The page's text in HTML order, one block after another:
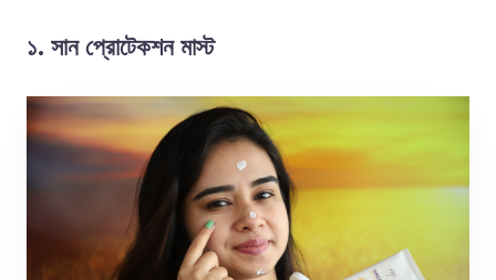
১. সান প্রোটেকশন মাস্ট